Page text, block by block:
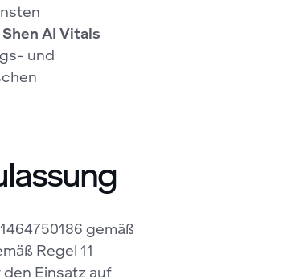
Shen AI Vitals
und
gemäß
Regel 11
Einsatz auf